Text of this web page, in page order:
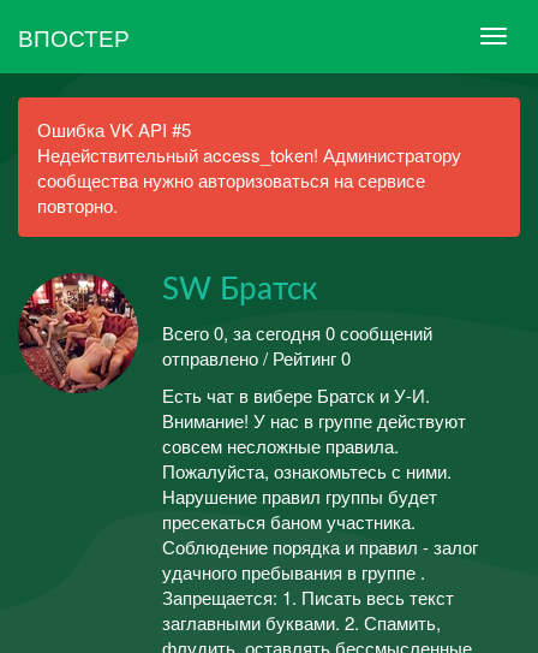
ВПОСТЕР
Ошибка VK API #5
Недействительный access_token! Администратору
сообщества нужно авторизоваться на сервисе
повторно.
SW Братск
Всего 0, за сегодня 0 сообщений
отправлено / Рейтинг 0
Есть чат в вибере Братск и У-И.
Внимание! У нас в группе действуют
совсем несложные правила.
Пожалуйста, ознакомьтесь с ними.
Нарушение правил группы будет
пресекаться баном участника.
Соблюдение порядка и правил - залог
удачного пребывания в группе .
Запрещается: 1. Писать весь текст
заглавными буквами. 2. Спамить,
флудить, оставлять бессмысленные